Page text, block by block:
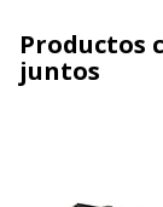
Productos
juntos